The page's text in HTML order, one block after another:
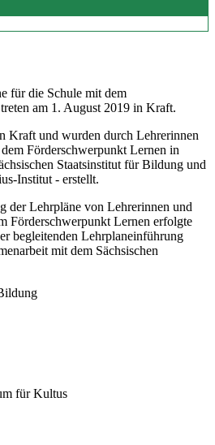
für die Schule mit dem
am 1. August 2019 in Kraft.
Kraft und wurden durch Lehrerinnen
Förderschwerpunkt Lernen in
Staatsinstitut für Bildung und
Institut - erstellt.
der Lehrpläne von Lehrerinnen und
Förderschwerpunkt Lernen erfolgte
begleitenden Lehrplaneinführung
mit dem Sächsischen
für Kultus